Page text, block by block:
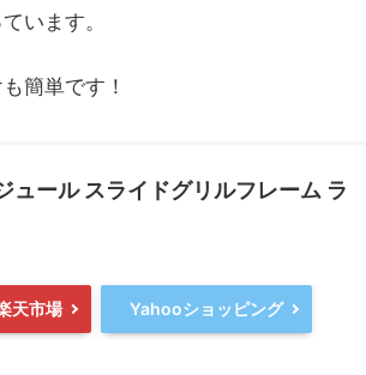
います。
簡単です！
ュール スライドグリルフレーム ラ
天市場 Yahooショッピング